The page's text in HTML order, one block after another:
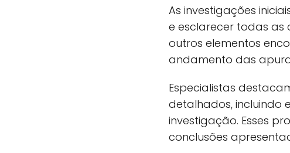
As investigações
e esclarecer todas as
outros elementos
andamento das
Especialistas
detalhados, incluindo
investigação. Esses
conclusões